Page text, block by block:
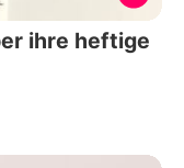
ihre heftige